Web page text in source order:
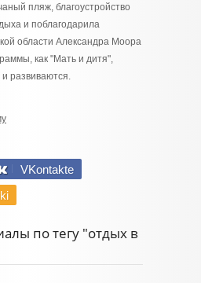
пляж, благоустройство
и поблагодарила
области Александра Моора
как "Мать и дитя",
и развиваются.
VKontakte
по тегу "отдых в